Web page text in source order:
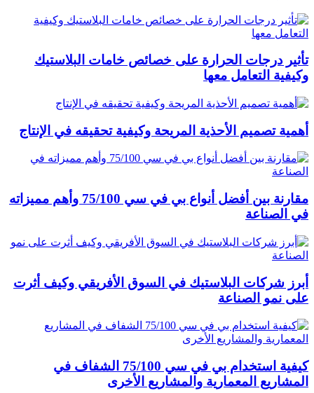
تأثير درجات الحرارة على خصائص خامات البلاستيك
وكيفية التعامل معها
أهمية تصميم الأحذية المريحة وكيفية تحقيقه في الإنتاج
مقارنة بين أفضل أنواع بي في سي 75/100 وأهم مميزاته
في الصناعة
أبرز شركات البلاستيك في السوق الأفريقي وكيف أثرت
على نمو الصناعة
كيفية استخدام بي في سي 75/100 الشفاف في
المشاريع المعمارية والمشاريع الأخرى